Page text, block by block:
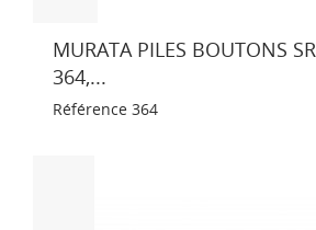
MURATA PILES BOUTONS
364,...
Référence 364